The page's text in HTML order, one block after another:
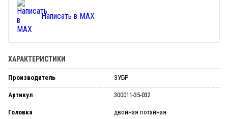
Написать в MAX
ХАРАКТЕРИСТИКИ
Производитель ЗУБР
Артикул 300011-35-032
Головка двойная потайная